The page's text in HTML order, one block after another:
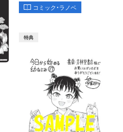
コミック・ラノベ
特典